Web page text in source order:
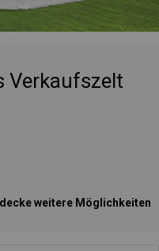
Verkaufszelt
weitere Möglichkeiten